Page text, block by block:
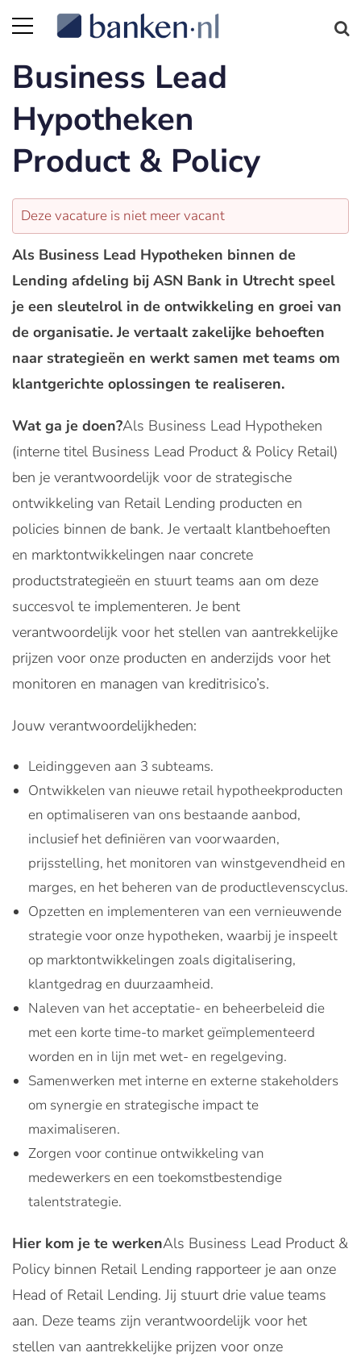
Business Lead
Hypotheken
Product & Policy
Deze vacature is niet meer vacant
Als Business Lead Hypotheken binnen de
Lending afdeling bij ASN Bank in Utrecht speel
je een sleutelrol in de ontwikkeling en groei van
de organisatie. Je vertaalt zakelijke behoeften
naar strategieën en werkt samen met teams om
klantgerichte oplossingen te realiseren.
Wat ga je doen?Als Business Lead Hypotheken
(interne titel Business Lead Product & Policy Retail)
ben je verantwoordelijk voor de strategische
ontwikkeling van Retail Lending producten en
policies binnen de bank. Je vertaalt klantbehoeften
en marktontwikkelingen naar concrete
productstrategieën en stuurt teams aan om deze
succesvol te implementeren. Je bent
verantwoordelijk voor het stellen van aantrekkelijke
prijzen voor onze producten en anderzijds voor het
monitoren en managen van kreditrisico’s.
Jouw verantwoordelijkheden:
Leidinggeven aan 3 subteams.
Ontwikkelen van nieuwe retail hypotheekproducten
en optimaliseren van ons bestaande aanbod,
inclusief het definiëren van voorwaarden,
prijsstelling, het monitoren van winstgevendheid en
marges, en het beheren van de productlevenscyclus.
Opzetten en implementeren van een vernieuwende
strategie voor onze hypotheken, waarbij je inspeelt
op marktontwikkelingen zoals digitalisering,
klantgedrag en duurzaamheid.
Naleven van het acceptatie- en beheerbeleid die
met een korte time-to market geïmplementeerd
worden en in lijn met wet- en regelgeving.
Samenwerken met interne en externe stakeholders
om synergie en strategische impact te
maximaliseren.
Zorgen voor continue ontwikkeling van
medewerkers en een toekomstbestendige
talentstrategie.
Hier kom je te werkenAls Business Lead Product &
Policy binnen Retail Lending rapporteer je aan onze
Head of Retail Lending. Jij stuurt drie value teams
aan. Deze teams zijn verantwoordelijk voor het
stellen van aantrekkelijke prijzen voor onze